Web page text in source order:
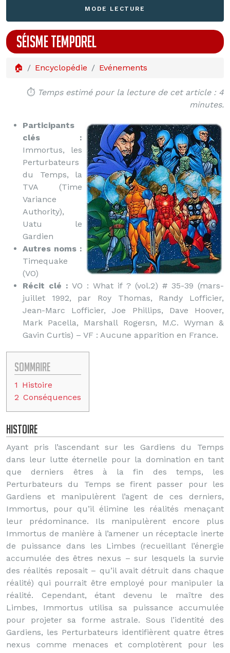
MODE LECTURE
SÉISME TEMPOREL
🏠 Encyclopédie Evénements
⏱️ Temps estimé pour la lecture de cet article : 4
minutes.
Participants
clés :
Immortus, les
Perturbateurs
du Temps, la
TVA (Time
Variance
Authority),
Uatu le
Gardien
Autres noms :
Timequake
(VO)
Récit clé : VO : What if ? (vol.2) # 35-39 (mars-
juillet 1992, par Roy Thomas, Randy Lofficier,
Jean-Marc Lofficier, Joe Phillips, Dave Hoover,
Mark Pacella, Marshall Rogersn, M.C. Wyman &
Gavin Curtis) – VF : Aucune apparition en France.
Sommaire
1 Histoire
2 Conséquences
Histoire
Ayant pris l’ascendant sur les Gardiens du Temps
dans leur lutte éternelle pour la domination en tant
que derniers êtres à la fin des temps, les
Perturbateurs du Temps se firent passer pour les
Gardiens et manipulèrent l’agent de ces derniers,
Immortus, pour qu’il élimine les réalités menaçant
leur prédominance. Ils manipulèrent encore plus
Immortus de manière à l’amener un réceptacle inerte
de puissance dans les Limbes (recueillant l’énergie
accumulée des êtres nexus – sur lesquels la survie
des réalités reposait – qu’il avait détruit dans chaque
réalité) qui pourrait être employé pour manipuler la
réalité. Cependant, étant devenu le maître des
Limbes, Immortus utilisa sa puissance accumulée
pour projeter sa forme astrale. Sous l’identité des
Gardiens, les Perturbateurs identifièrent quatre êtres
nexus comme menaces et complotèrent pour les